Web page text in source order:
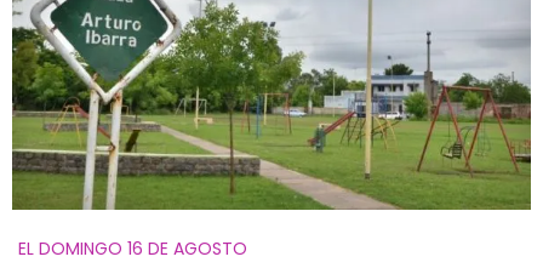
EL DOMINGO 16 DE AGOSTO